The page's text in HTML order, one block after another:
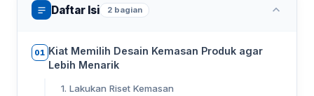
Daftar Isi 2 bagian
01 Kiat Memilih Desain Kemasan Produk agar
Lebih Menarik
1. Lakukan Riset Kemasan